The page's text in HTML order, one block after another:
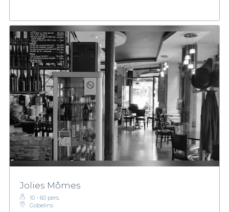
Jolies Mômes
10 - 60 pers.
Gobelins